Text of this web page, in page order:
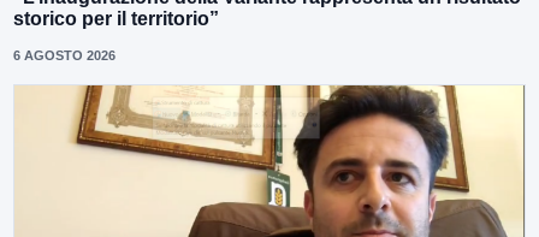
storico per il territorio”
6 AGOSTO 2026